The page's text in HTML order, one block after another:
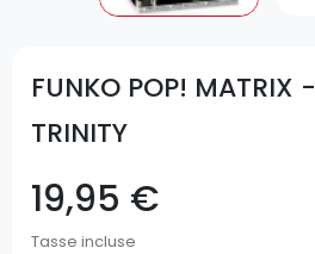
FUNKO POP! MATRIX -
TRINITY
19,95 €
Tasse incluse